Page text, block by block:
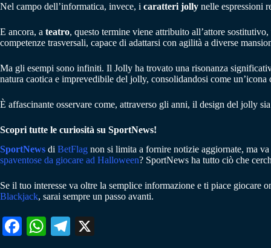
Nel campo dell’informatica, invece, i caratteri jolly nelle espressioni
E ancora, a teatro, questo termine viene attribuito all’attore
competenze trasversali, capace di adattarsi con agilità a diverse
Ma gli esempi sono infiniti. Il Jolly ha trovato una risonanza
natura caotica e imprevedibile del jolly, consolidandosi come un’icona
È affascinante osservare come, attraverso gli anni, il design del jolly
Scopri tutte le curiosità su SportNews!
SportNews di BetFlag non si limita a fornire notizie aggiornate, ma
spaventose da giocare ad Halloween? SportNews ha tutto ciò che
Se il tuo interesse va oltre la semplice informazione e ti piace
Blackjack, sarai sempre un passo avanti.
Fa W
Te